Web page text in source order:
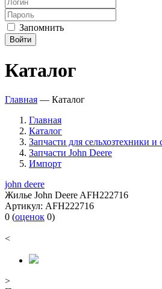
Запомнить
Войти
Каталог
Главная — Каталог
Главная
Каталог
Запчасти для сельхозтехники и
Запчасти John Deere
Импорт
john deere
Жилье John Deere AFH222716
Артикул: AFH222716
0 (оценок 0)
<
>